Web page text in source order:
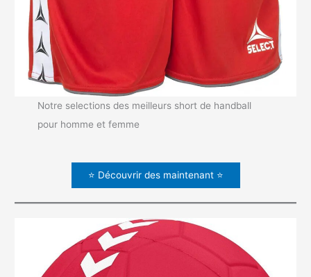
Notre selections des meilleurs short de handball
pour homme et femme
⭐ Découvrir des maintenant ⭐